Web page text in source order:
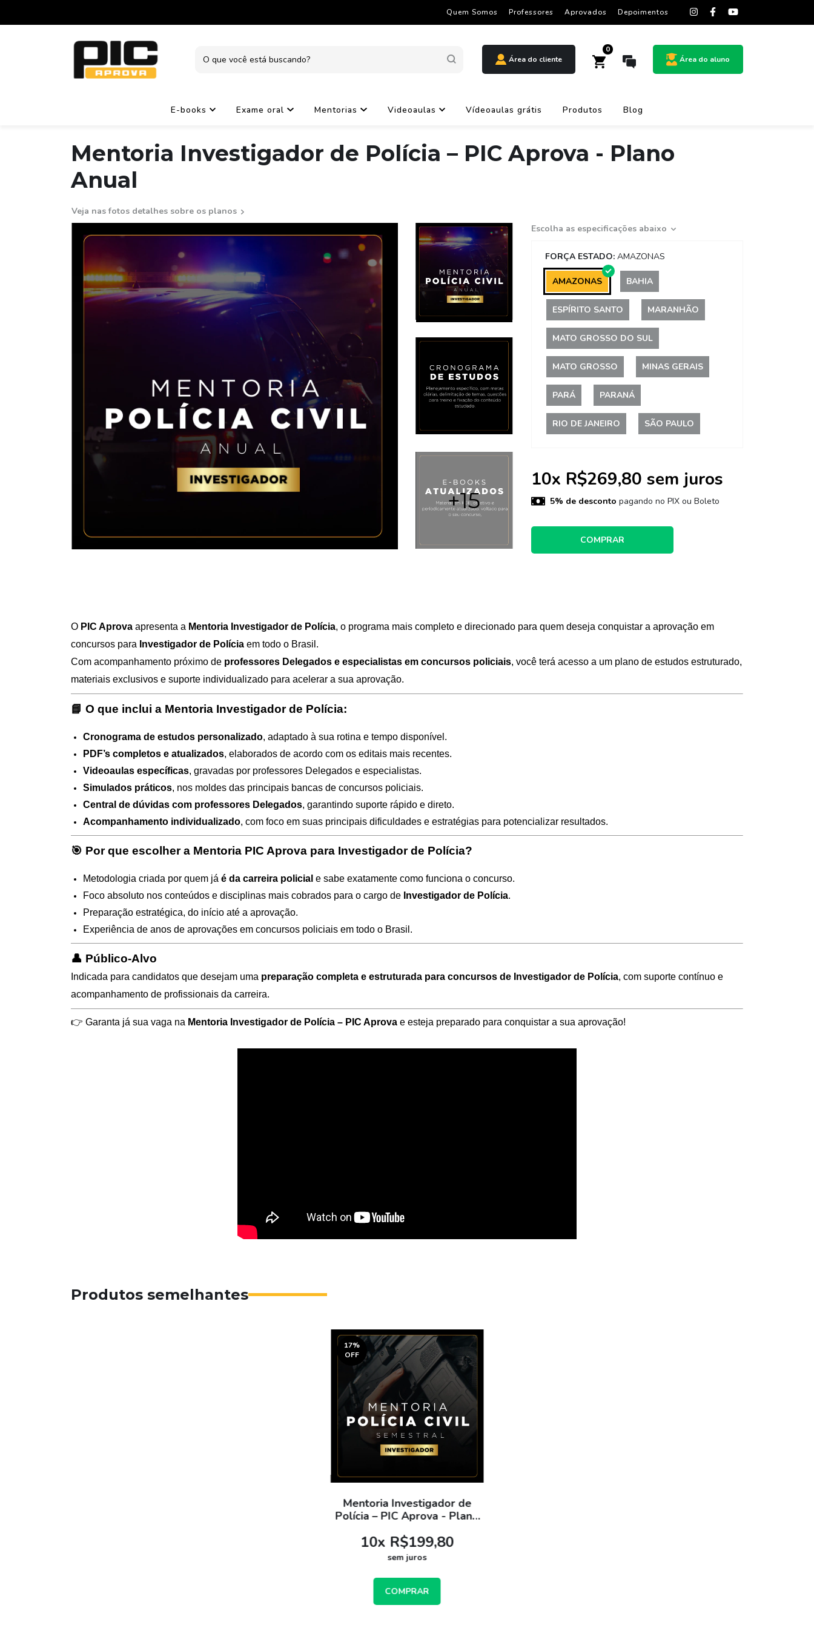
Quem Somos Professores Aprovados Depoimentos
Área do cliente
0
Área do aluno
E-books Exame oral Mentorias Videoaulas Vídeoaulas grátis Produtos Blog
Mentoria Investigador de Polícia – PIC Aprova - Plano
Anual
Veja nas fotos detalhes sobre os planos
+15
Escolha as especificações abaixo
FORÇA ESTADO: AMAZONAS
AMAZONAS BAHIA
ESPÍRITO SANTO MARANHÃO
MATO GROSSO DO SUL
MATO GROSSO MINAS GERAIS
PARÁ PARANÁ
RIO DE JANEIRO SÃO PAULO
10x R$269,80 sem juros
5% de desconto pagando no PIX ou Boleto
O PIC Aprova apresenta a Mentoria Investigador de Polícia, o programa mais completo e direcionado para quem deseja conquistar a aprovação em
concursos para Investigador de Polícia em todo o Brasil.
Com acompanhamento próximo de professores Delegados e especialistas em concursos policiais, você terá acesso a um plano de estudos estruturado,
materiais exclusivos e suporte individualizado para acelerar a sua aprovação.
📘 O que inclui a Mentoria Investigador de Polícia:
Cronograma de estudos personalizado, adaptado à sua rotina e tempo disponível.
PDF’s completos e atualizados, elaborados de acordo com os editais mais recentes.
Videoaulas específicas, gravadas por professores Delegados e especialistas.
Simulados práticos, nos moldes das principais bancas de concursos policiais.
Central de dúvidas com professores Delegados, garantindo suporte rápido e direto.
Acompanhamento individualizado, com foco em suas principais dificuldades e estratégias para potencializar resultados.
🎯 Por que escolher a Mentoria PIC Aprova para Investigador de Polícia?
Metodologia criada por quem já é da carreira policial e sabe exatamente como funciona o concurso.
Foco absoluto nos conteúdos e disciplinas mais cobrados para o cargo de Investigador de Polícia.
Preparação estratégica, do início até a aprovação.
Experiência de anos de aprovações em concursos policiais em todo o Brasil.
👤 Público-Alvo
Indicada para candidatos que desejam uma preparação completa e estruturada para concursos de Investigador de Polícia, com suporte contínuo e
acompanhamento de profissionais da carreira.
👉 Garanta já sua vaga na Mentoria Investigador de Polícia – PIC Aprova e esteja preparado para conquistar a sua aprovação!
Produtos semelhantes
17%
OFF
Mentoria Investigador de
Polícia – PIC Aprova - Plano
10x R$199,80
sem juros
COMPRAR